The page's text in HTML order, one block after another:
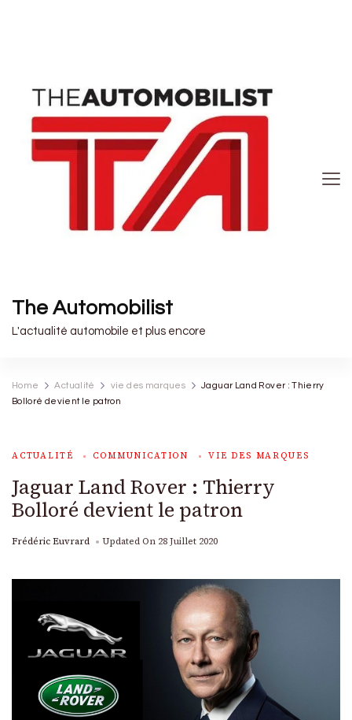
The Automobilist
L'actualité automobile et plus encore
Home Actualité vie des marques
Jaguar Land Rover : Thierry
Bolloré devient le patron
ACTUALITÉ COMMUNICATION VIE DES MARQUES
Jaguar Land Rover : Thierry
Bolloré devient le patron
Frédéric Euvrard Updated On 28 Juillet 2020